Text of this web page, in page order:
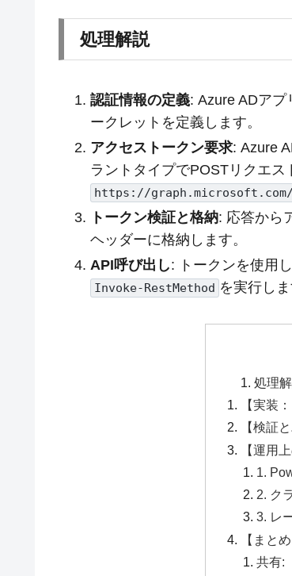
処理解説
認証情報の定義: Azure ADアプ
ークレットを定義します。
アクセストークン要求: Azure
ラントタイプでPOSTリクエ
https://
トークン検証と格納: 応答から
ヘッダーに格納します。
API呼び出し: トークンを使用
Invoke-RestMethod を実行しま
処理
【実装
【検証
【運用
1.
2. ク
3. レ
【まとめ
共有: